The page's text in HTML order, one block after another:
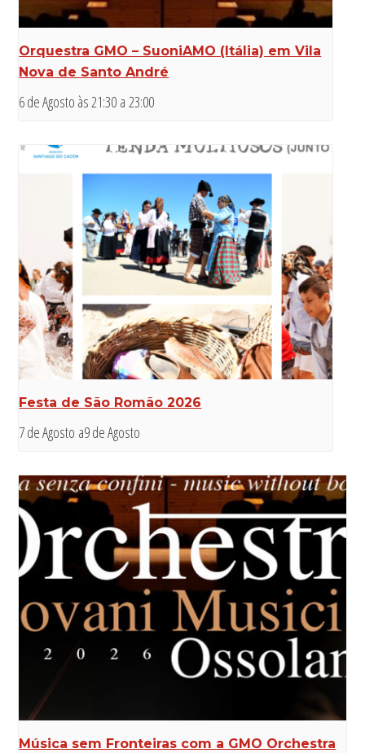
Orquestra GMO – SuoniAMO (Itália) em Vila
Nova de Santo André
6 de Agosto às 21:30 a 23:00
Festa de São Romão 2026
7 de Agosto a9 de Agosto
Música sem Fronteiras com a GMO Orchestra